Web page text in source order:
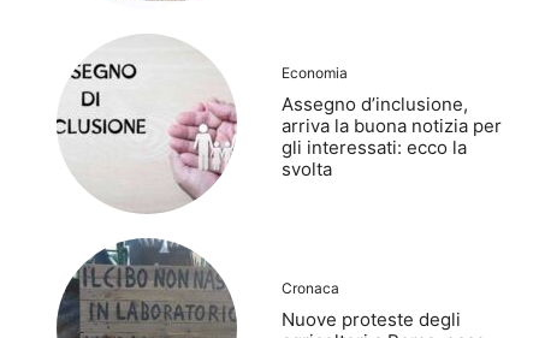
Economia
Assegno d’inclusione,
arriva la buona notizia per
gli interessati: ecco la
svolta
Cronaca
Nuove proteste degli